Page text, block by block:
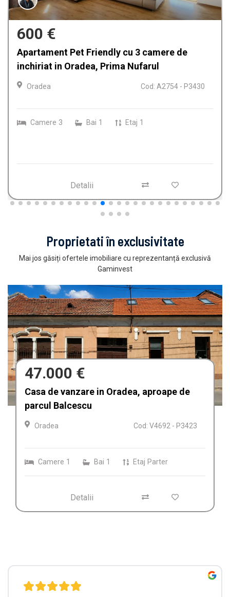
380 €
Apartament cu 3 camere de inchiriat in
Oradea, Cartierul Nufarul
Oradea Cod: A2702A - P3429
Camere 3 Bai 1
Detalii
Proprietati în exclusivitate
Mai jos găsiți ofertele imobiliare cu reprezentanță exclusivă
Gaminvest
65.000 €
Teren intravilan de vanzare, 26.000 mp,
Bulz, Bihor
Bulz Cod: V4693 - P3393
Suprafata teren 26034.00